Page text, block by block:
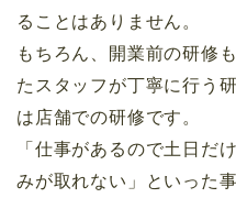
ることはありません。
もちろん、開業前の研修
たスタッフが丁寧に行う
は店舗での研修です。
「仕事があるので土日だ
みが取れない」といった